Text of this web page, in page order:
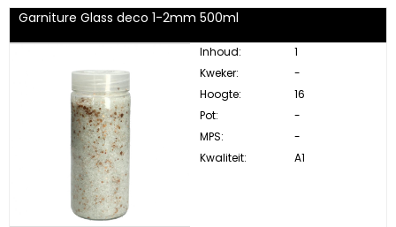
Garniture Glass deco 1-2mm 500ml
Inhoud:
1
Kweker:
-
Hoogte:
16
Pot:
-
MPS:
-
Kwaliteit:
A1